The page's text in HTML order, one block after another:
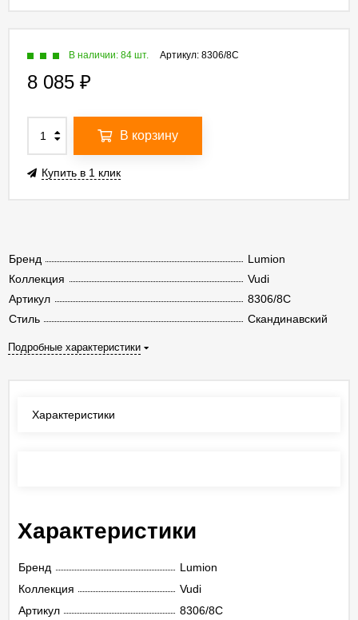
Бренд
Lumion
Коллекция
Vudi
Артикул
8306/8C
Стиль
Скандинавский
Подробные характеристики
Артикул: 8306/8C
В наличии: 84 шт.
8 085 ₽
В корзину
Купить в 1 клик
Характеристики
Характеристики
Бренд
Lumion
Коллекция
Vudi
Артикул
8306/8C